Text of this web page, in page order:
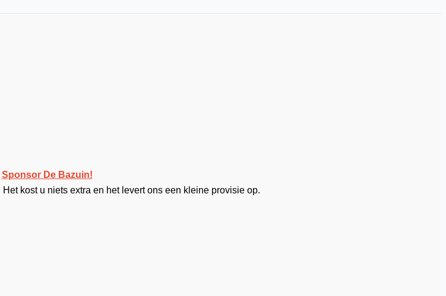
Sponsor De Bazuin!
kost u niets extra en het levert ons een kleine provisie op.